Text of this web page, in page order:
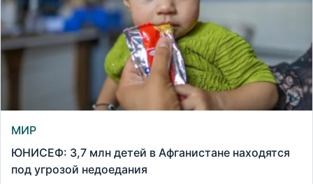
МИР
ЮНИСЕФ: 3,7 млн детей в Афганистане находятся
под угрозой недоедания